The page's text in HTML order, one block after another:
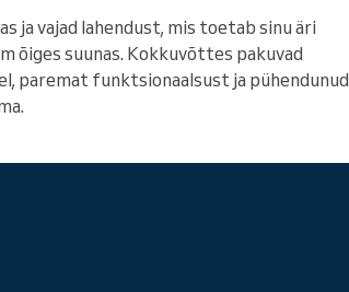
ja vajad lahendust, mis toetab sinu äri
õiges suunas. Kokkuvõttes pakuvad
paremat funktsionaalsust ja pühendunud